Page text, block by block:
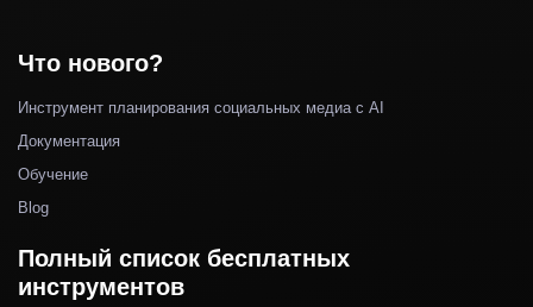
Что нового?
Инструмент планирования социальных медиа с AI
Документация
Обучение
Blog
Полный список бесплатных
инструментов